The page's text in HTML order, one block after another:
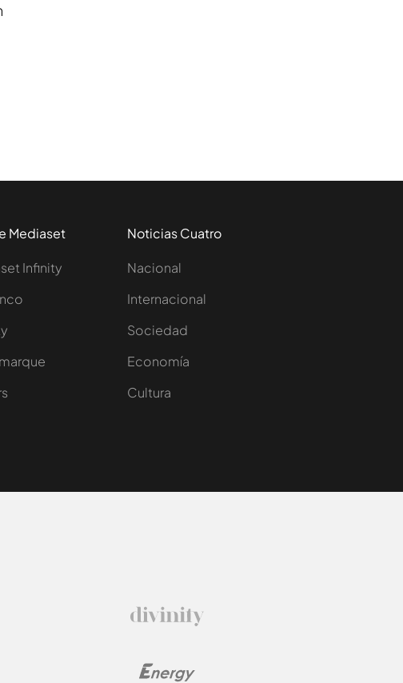
Mediaset
Infinity
Noticias Cuatro
Nacional
Internacional
Sociedad
Economía
Cultura